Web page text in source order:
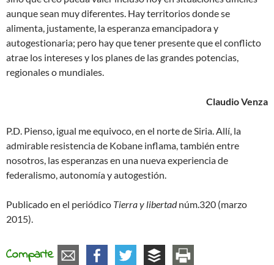
aunque sean muy diferentes. Hay territorios donde se
alimenta, justamente, la esperanza emancipadora y
autogestionaria; pero hay que tener presente que el conflicto
atrae los intereses y los planes de las grandes potencias,
regionales o mundiales.
Claudio Venza
P.D. Pienso, igual me equivoco, en el norte de Siria. Allí, la
admirable resistencia de Kobane inflama, también entre
nosotros, las esperanzas en una nueva experiencia de
federalismo, autonomía y autogestión.
Publicado en el periódico Tierra y libertadnúm.320 (marzo
2015).
Comparte